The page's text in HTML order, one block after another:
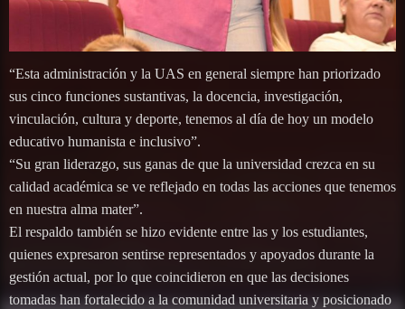
“Esta administración y la UAS en general siempre han priorizado
sus cinco funciones sustantivas, la docencia, investigación,
vinculación, cultura y deporte, tenemos al día de hoy un modelo
educativo humanista e inclusivo”.
“Su gran liderazgo, sus ganas de que la universidad crezca en su
calidad académica se ve reflejado en todas las acciones que tenemos
en nuestra alma mater”.
El respaldo también se hizo evidente entre las y los estudiantes,
quienes expresaron sentirse representados y apoyados durante la
gestión actual, por lo que coincidieron en que las decisiones
tomadas han fortalecido a la comunidad universitaria y posicionado